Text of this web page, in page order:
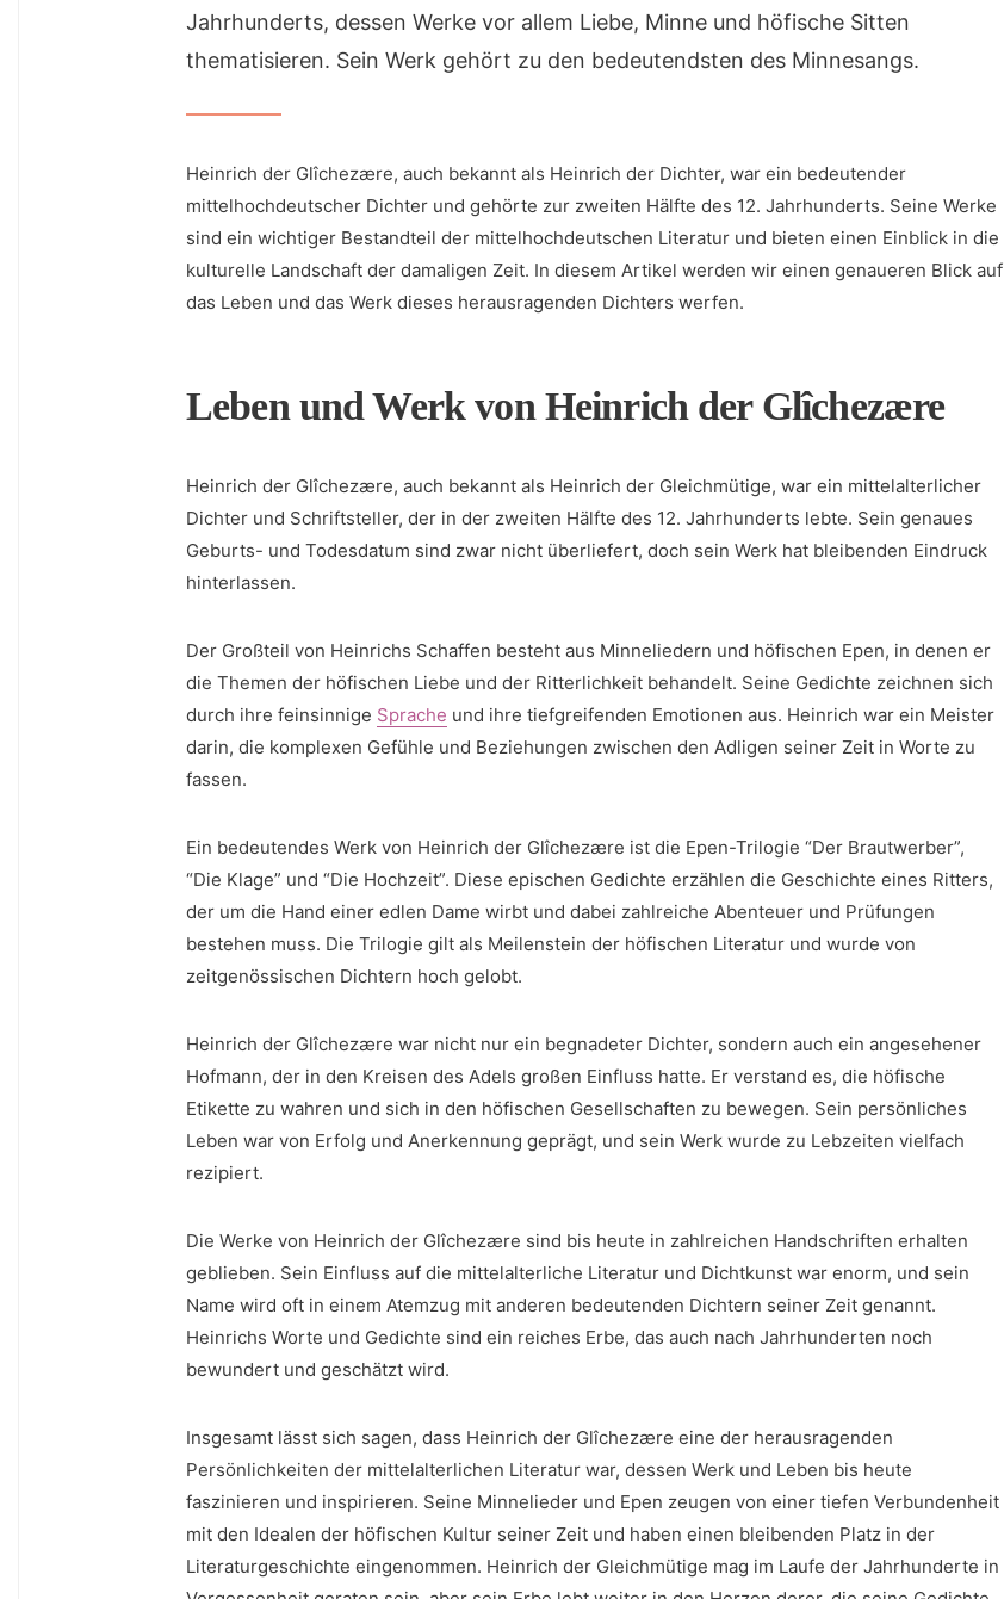
Jahrhunderts, dessen Werke vor allem Liebe, Minne und höfische Sitten
thematisieren. Sein Werk gehört zu den bedeutendsten des Minnesangs.
Heinrich der​ Glîchezære, auch ‌bekannt als Heinrich der Dichter, war ⁣ein bedeutender
mittelhochdeutscher Dichter und gehörte ‍zur zweiten Hälfte des 12. Jahrhunderts. Seine Werke
sind⁢ ein wichtiger Bestandteil der mittelhochdeutschen Literatur und bieten‌ einen ⁤Einblick in ‌die
kulturelle Landschaft ⁣der damaligen ⁣Zeit. In diesem ⁤Artikel werden ​wir ⁤einen genaueren Blick auf
das Leben und das Werk dieses ​herausragenden Dichters werfen.
Leben und Werk von Heinrich der Glîchezære
Heinrich der Glîchezære, auch bekannt⁤ als Heinrich der Gleichmütige, war ein ‌mittelalterlicher ​
Dichter und‍ Schriftsteller,‌ der⁢ in der zweiten Hälfte‌ des 12. Jahrhunderts lebte. Sein genaues
Geburts- und Todesdatum sind zwar nicht‌ überliefert, doch sein Werk hat bleibenden Eindruck
hinterlassen.
Der Großteil von Heinrichs Schaffen besteht aus Minneliedern ‍und höfischen Epen,​ in denen er
die Themen der ‍höfischen Liebe und der Ritterlichkeit behandelt. ⁣Seine⁣ Gedichte zeichnen sich
durch ihre feinsinnige Sprache und ‌ihre tiefgreifenden Emotionen aus. Heinrich war⁤ ein Meister
darin, die komplexen⁢ Gefühle und Beziehungen‌ zwischen den Adligen ‍seiner Zeit in Worte zu
fassen.
Ein ‍bedeutendes Werk von Heinrich der Glîchezære ist die ⁤Epen-Trilogie “Der Brautwerber”,
“Die Klage” ⁤und “Die Hochzeit”. ‌Diese epischen Gedichte erzählen die Geschichte eines Ritters,
der um die Hand einer edlen Dame ​wirbt und dabei zahlreiche Abenteuer und Prüfungen
bestehen muss. Die Trilogie gilt als Meilenstein der höfischen Literatur und wurde von
zeitgenössischen Dichtern hoch gelobt.
Heinrich der Glîchezære war ⁢nicht nur ein begnadeter Dichter, sondern auch‍ ein angesehener
Hofmann,​ der in den Kreisen des Adels großen Einfluss hatte. Er verstand es, die höfische
Etikette zu wahren und sich ⁤in den höfischen Gesellschaften zu bewegen.‍ Sein ⁢persönliches‌
Leben war von Erfolg und Anerkennung geprägt, und sein⁣ Werk wurde⁢ zu Lebzeiten vielfach
rezipiert.
Die Werke von Heinrich der Glîchezære⁢ sind bis heute in‍ zahlreichen Handschriften erhalten
geblieben.​ Sein Einfluss auf die mittelalterliche Literatur und Dichtkunst war‍ enorm, und sein
Name ⁣wird oft in einem Atemzug mit anderen bedeutenden Dichtern seiner Zeit genannt.⁤
Heinrichs Worte und Gedichte​ sind ein reiches Erbe, das auch nach Jahrhunderten noch
bewundert und geschätzt wird.
Insgesamt lässt sich sagen,‌ dass Heinrich der Glîchezære eine der herausragenden‍
Persönlichkeiten der ​mittelalterlichen Literatur war, dessen ⁣Werk und Leben bis heute
faszinieren und inspirieren. Seine⁢ Minnelieder und Epen zeugen von einer tiefen Verbundenheit
mit den Idealen der höfischen Kultur seiner Zeit und haben​ einen ⁤bleibenden Platz in der
Literaturgeschichte⁤ eingenommen. ⁣Heinrich ⁤der ⁤Gleichmütige mag im Laufe der Jahrhunderte in⁢